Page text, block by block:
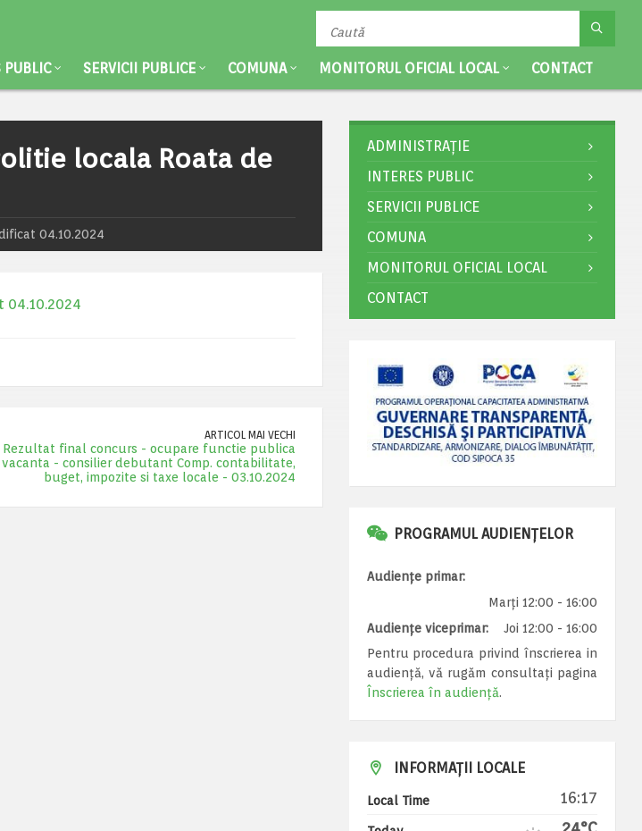
PUBLIC SERVICII PUBLICE COMUNA MONITORUL OFICIAL LOCAL CONTACT
locala Roata de
04.10.2024
04.10.2024
ARTICOL MAI VECHI
Rezultat final concurs - ocupare functie publica
vacanta - consilier debutant Comp. contabilitate,
buget, impozite si taxe locale - 03.10.2024
ADMINISTRAȚIE
INTERES PUBLIC
SERVICII PUBLICE
COMUNA
MONITORUL OFICIAL LOCAL
CONTACT
PROGRAMUL AUDIENȚELOR
Audiențe primar:
Marți 12:00 - 16:00
Audiențe viceprimar:
Joi 12:00 - 16:00
Pentru procedura privind înscrierea in
audiență, vă rugăm consultați pagina
Înscrierea în audiență.
INFORMAȚII LOCALE
Local Time 16:17